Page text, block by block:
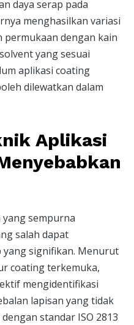
daya serap pada
menghasilkan variasi
permukaan dengan kain
yang sesuai
aplikasi coating
dilewatkan dalam
Aplikasi
sempurna
salah dapat
signifikan. Menurut
coating terkemuka,
mengidentifikasi
lapisan yang tidak
standar ISO 2813